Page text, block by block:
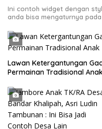
Ini contoh widget dengan
anda bisa mengaturnya
Lawan Ketergantungan
Permainan Tradisional Anak